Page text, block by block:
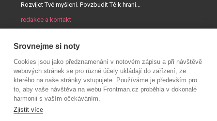
Rozvíjet Tvé myšlení. Povzbudit Tě k hraní...
redakce a kontakt
Srovnejme si noty
Cookies jsou jako předznamenání v notovém zápisu a při návštěvě
webových stránek se pro různé účely ukládají do zařízení, ze
kterého na naše stránky vstupujete. Používáme je především pro
to, aby vaše návštěva na webu Frontman.cz proběhla v dokonalé
harmonii s vaším očekáváním.
Zjistit více